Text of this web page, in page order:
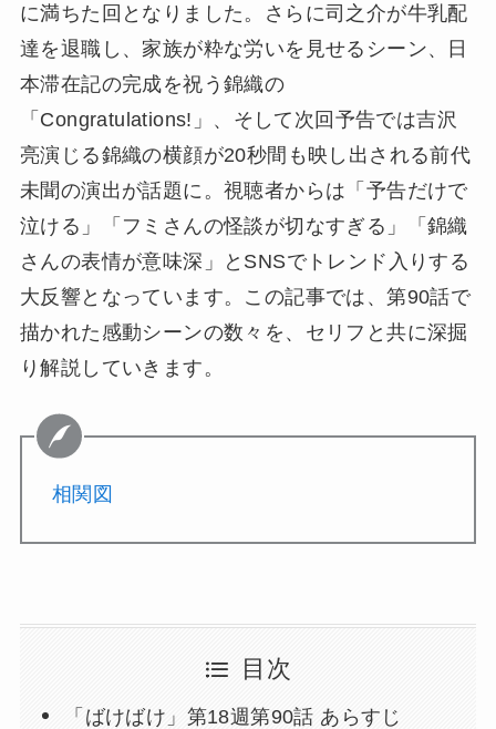
に満ちた回となりました。さらに司之介が牛乳配
達を退職し、家族が粋な労いを見せるシーン、日
本滞在記の完成を祝う錦織の
「Congratulations!」、そして次回予告では吉沢
亮演じる錦織の横顔が20秒間も映し出される前代
未聞の演出が話題に。視聴者からは「予告だけで
泣ける」「フミさんの怪談が切なすぎる」「錦織
さんの表情が意味深」とSNSでトレンド入りする
大反響となっています。この記事では、第90話で
描かれた感動シーンの数々を、セリフと共に深掘
り解説していきます。
相関図
目次
「ばけばけ」第18週第90話 あらすじ